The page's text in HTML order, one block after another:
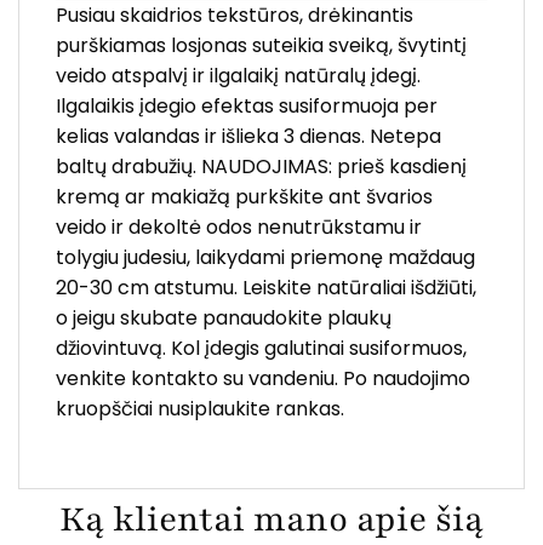
Pusiau skaidrios tekstūros, drėkinantis
purškiamas losjonas suteikia sveiką, švytintį
veido atspalvį ir ilgalaikį natūralų įdegį.
Ilgalaikis įdegio efektas susiformuoja per
kelias valandas ir išlieka 3 dienas. Netepa
baltų drabužių. NAUDOJIMAS: prieš kasdienį
kremą ar makiažą purkškite ant švarios
veido ir dekoltė odos nenutrūkstamu ir
tolygiu judesiu, laikydami priemonę maždaug
20-30 cm atstumu. Leiskite natūraliai išdžiūti,
o jeigu skubate panaudokite plaukų
džiovintuvą. Kol įdegis galutinai susiformuos,
venkite kontakto su vandeniu. Po naudojimo
kruopščiai nusiplaukite rankas.
Ką klientai mano apie šią